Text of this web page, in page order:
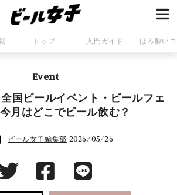
トップ 入門ガイド ほろ酔い
Event
全国ビールイベント・ビールフェ
月はどこでビール飲む？
ビール女子編集部 2026/05/26